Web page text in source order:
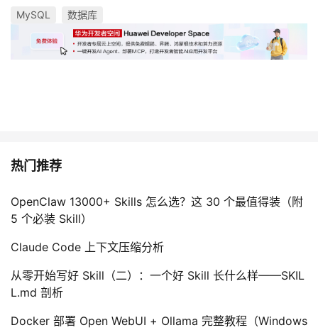
MySQL 数据库
热门推荐
OpenClaw 13000+ Skills 怎么选？这 30 个最值得装（附
5 个必装 Skill）
Claude Code 上下文压缩分析
从零开始写好 Skill（二）：一个好 Skill 长什么样——SKIL
L.md 剖析
Docker 部署 Open WebUI + Ollama 完整教程（Windows